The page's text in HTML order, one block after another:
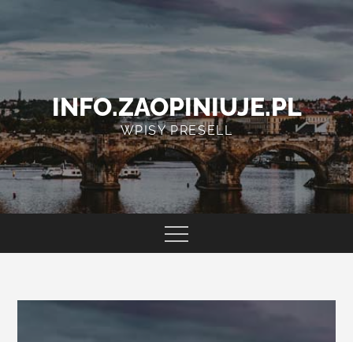
content
INFO.ZAOPINIUJE.PL
WPISY PRESELL